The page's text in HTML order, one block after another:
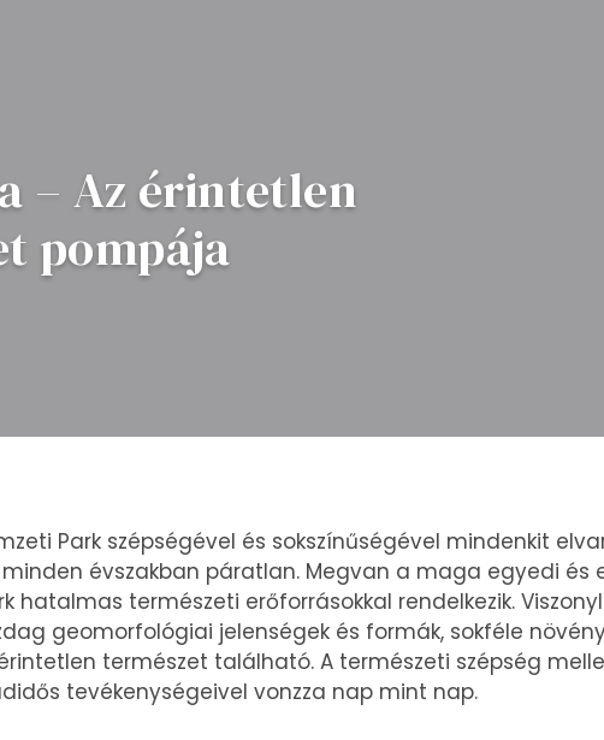
– Az érintetlen
pompája
Park szépségével és sokszínűségével mindenkit
évszakban páratlan. Megvan a maga egyedi és
hatalmas természeti erőforrásokkal rendelkezik.
geomorfológiai jelenségek és formák, sokféle
természet található. A természeti szépség
tevékenységeivel vonzza nap mint nap.